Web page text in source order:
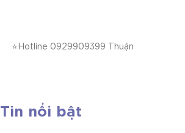
⭐Hotline 0929909399 Thuận
Tin nổi bật